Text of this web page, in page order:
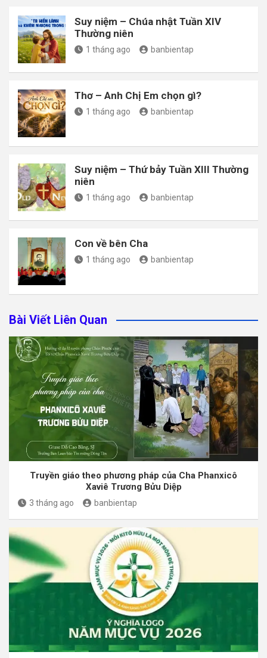
Suy niệm – Chúa nhật Tuần XIV
Thường niên
1 tháng ago banbientap
Thơ – Anh Chị Em chọn gì?
1 tháng ago banbientap
Suy niệm – Thứ bảy Tuần XIII Thường
niên
1 tháng ago banbientap
Con về bên Cha
1 tháng ago banbientap
Bài Viết Liên Quan
Truyền giáo theo phương pháp của Cha Phanxicô
Xaviê Trương Bửu Diệp
3 tháng ago banbientap